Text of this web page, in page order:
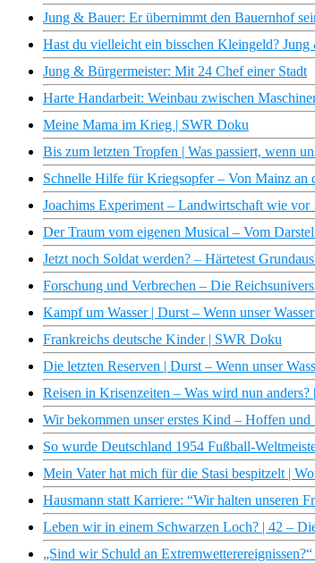
Jung & Bauer: Er übernimmt den Bauernhof
Hast du vielleicht ein bisschen Kleingeld?
Jung & Bürgermeister: Mit 24 Chef einer Stadt
Harte Handarbeit: Weinbau zwischen
Meine Mama im Krieg | SWR Doku
Bis zum letzten Tropfen | Was passiert, wenn
Schnelle Hilfe für Kriegsopfer – Von Mainz an
Joachims Experiment – Landwirtschaft wie vor
Der Traum vom eigenen Musical – Vom
Jetzt noch Soldat werden? – Härtetest
Forschung und Verbrechen – Die
Kampf um Wasser | Durst – Wenn unser
Frankreichs deutsche Kinder | SWR Doku
Die letzten Reserven | Durst – Wenn unser
Reisen in Krisenzeiten – Was wird nun
Wir bekommen unser erstes Kind – Hoffen
So wurde Deutschland 1954 Fußball-
Mein Vater hat mich für die Stasi bespitzelt |
Hausmann statt Karriere: “Wir halten unseren
Leben wir in einem Schwarzen Loch? | 42 –
„Sind wir Schuld an